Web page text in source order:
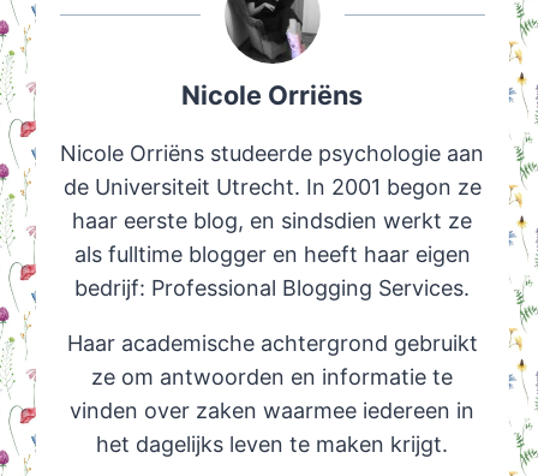
Nicole Orriëns
Nicole Orriëns studeerde psychologie aan
de Universiteit Utrecht. In 2001 begon ze
haar eerste blog, en sindsdien werkt ze
als fulltime blogger en heeft haar eigen
bedrijf: Professional Blogging Services.
Haar academische achtergrond gebruikt
ze om antwoorden en informatie te
vinden over zaken waarmee iedereen in
het dagelijks leven te maken krijgt.